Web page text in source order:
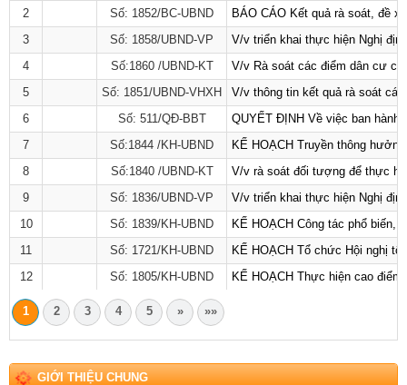
2
Số: 1852/BC-UBND
BÁO CÁO Kết quả rà soát, đề
3
Số: 1858/UBND-VP
V/v triển khai thực hiện Nghị
4
Số:1860 /UBND-KT
V/v Rà soát các điểm dân cư
5
Số: 1851/UBND-VHXH
V/v thông tin kết quả rà soát
6
Số: 511/QĐ-BBT
QUYẾT ĐỊNH Về việc ban
7
Số:1844 /KH-UBND
KẾ HOẠCH Truyền thông
8
Số:1840 /UBND-KT
V/v rà soát đối tượng để thực
9
Số: 1836/UBND-VP
V/v triển khai thực hiện Nghị
10
Số: 1839/KH-UBND
KẾ HOẠCH Công tác phổ biến,
11
Số: 1721/KH-UBND
KẾ HOẠCH Tổ chức Hội nghị
12
Số: 1805/KH-UBND KẾ HOẠCH Thực hiện cao
1 2 3 4 5 » »»
GIỚI THIỆU CHUNG